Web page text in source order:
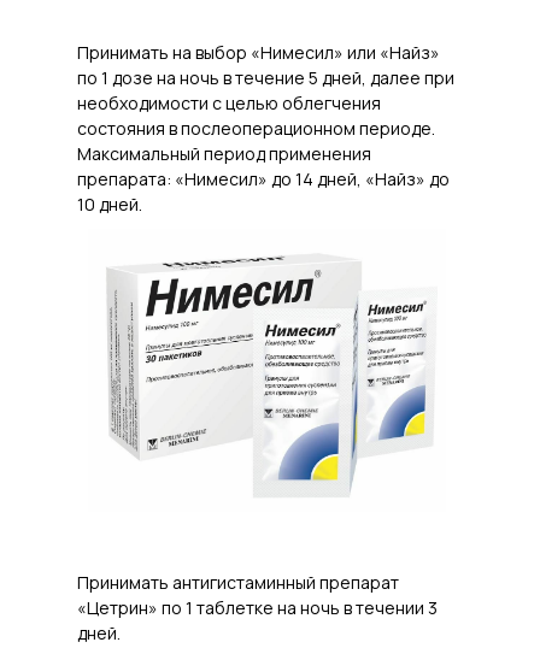
Принимать на выбор «Нимесил» или «Найз»
по 1 дозе на ночь в течение 5 дней, далее при
необходимости с целью облегчения
состояния в послеоперационном периоде.
Максимальный период применения
препарата: «Нимесил» до 14 дней, «Найз» до
10 дней.
Принимать антигистаминный препарат
«Цетрин» по 1 таблетке на ночь в течении 3
дней.